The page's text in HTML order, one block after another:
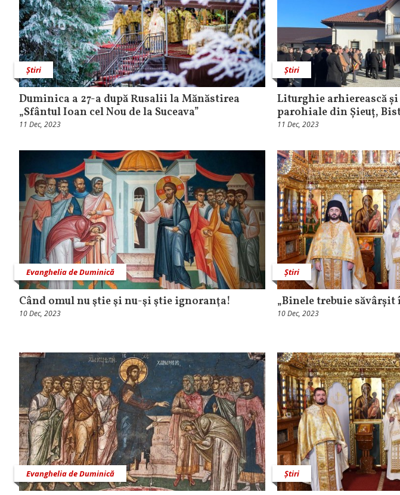
Știri
Duminica a 27-a după Rusalii la Mănăstirea
„Sfântul Ioan cel Nou de la Suceava”
11 Dec, 2023
Știri
Liturghie arhierească
parohiale din Șieuț,
11 Dec, 2023
Evanghelia de Duminică
Când omul nu ştie şi nu-şi ştie ignoranţa!
10 Dec, 2023
Știri
„Binele trebuie săvârșit
10 Dec, 2023
Evanghelia de Duminică Știri